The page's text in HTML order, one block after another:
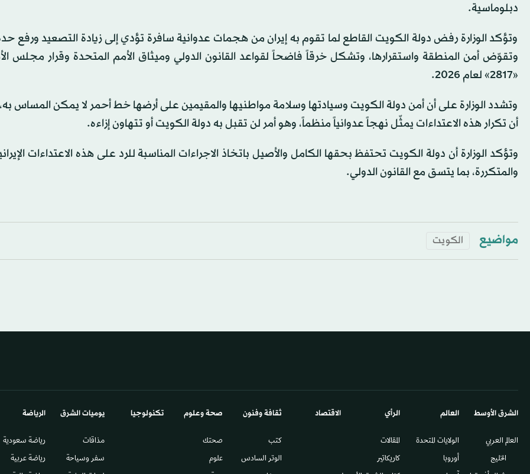
دبلوماسية.
وتؤكد الوزارة رفض دولة الكويت القاطع لما تقوم به إيران من هجمات عدوانية سافرة تؤدي إلى زيادة التصعيد ورفع حدة
وتقوّض أمن المنطقة واستقرارها، وتشكل خرقاً فاضحاً لقواعد القانون الدولي وميثاق الأمم المتحدة وقرار مجلس
«2817» لعام 2026.
وتشدد الوزارة على أن أمن دولة الكويت وسيادتها وسلامة مواطنيها والمقيمين على أرضها خط أحمر لا يمكن المساس
أن تكرار هذه الاعتداءات يمثّل نهجاً عدوانياً منظماً، وهو أمر لن تقبل به دولة الكويت أو تتهاون إزاءه.
وتؤكد الوزارة أن دولة الكويت تحتفظ بحقها الكامل والأصيل باتخاذ الاجراءات المناسبة للرد على هذه الاعتداءات
والمتكررة، بما يتسق مع القانون الدولي.
مواضيع الكويت
الشرق الأوسط​
العالم العربي
الخليج
العالم
الولايات المتحدة
أوروبا
الرأي
المقالات
كاريكاتير
الاقتصاد ثقافة وفنون
كتب
الوتر السادس​
صحة وعلوم
صحتك
علوم
تكنولوجيا يوميات الشرق​
مذاقات
سفر وسياحة
الرياضة
رياضة سعودية
رياضة عربية